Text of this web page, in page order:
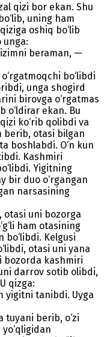
qizi bor ekan. Shu
uning ham
oshiq bo‘lib
unga:
beraman, —
bo‘libdi
unga shogird
birovga o‘rgatmas
o‘ldirar ekan. Bu
ko‘rib qolibdi va
berib, otasi bilgan
boshlabdi. O‘n kun
Kashmiri
Yigitning
bir duo o‘rgangan
narsasining
otasi uni bozorga
ham otasining
Kelgusi
otasi uni yana
bozorda kashmiri
darrov sotib olibdi,
qizga:
yigitni tanibdi. Uyga
berib, o‘zi